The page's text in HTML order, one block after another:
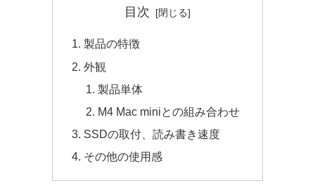
目次
製品の特徴
外観
製品単体
M4 Mac miniとの組み合わせ
SSDの取付、読み書き速度
その他の使用感